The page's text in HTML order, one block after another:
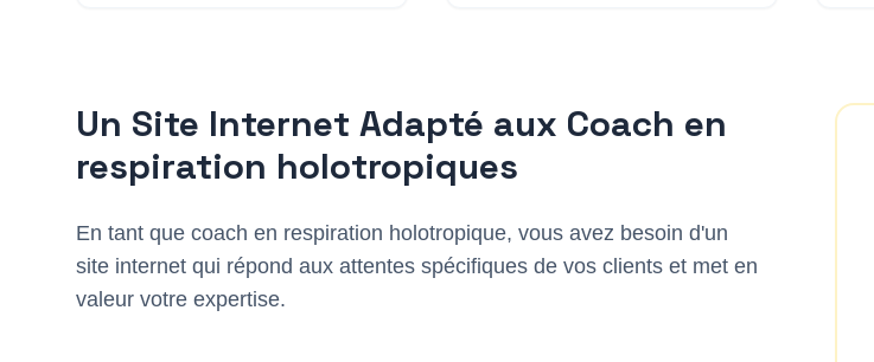
Un Site Internet Adapté aux Coach en
respiration holotropiques
En tant que coach en respiration holotropique, vous avez besoin d'un
site internet qui répond aux attentes spécifiques de vos clients et met en
valeur votre expertise.